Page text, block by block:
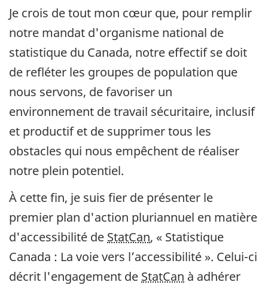
Je crois de tout mon cœur que, pour remplir
notre mandat d'organisme national de
statistique du Canada, notre effectif se doit
de refléter les groupes de population que
nous servons, de favoriser un
environnement de travail sécuritaire, inclusif
et productif et de supprimer tous les
obstacles qui nous empêchent de réaliser
notre plein potentiel.
À cette fin, je suis fier de présenter le
premier plan d'action pluriannuel en matière
d'accessibilité de StatCan, « Statistique
Canada : La voie vers l’accessibilité ». Celui-ci
décrit l'engagement de StatCan à adhérer